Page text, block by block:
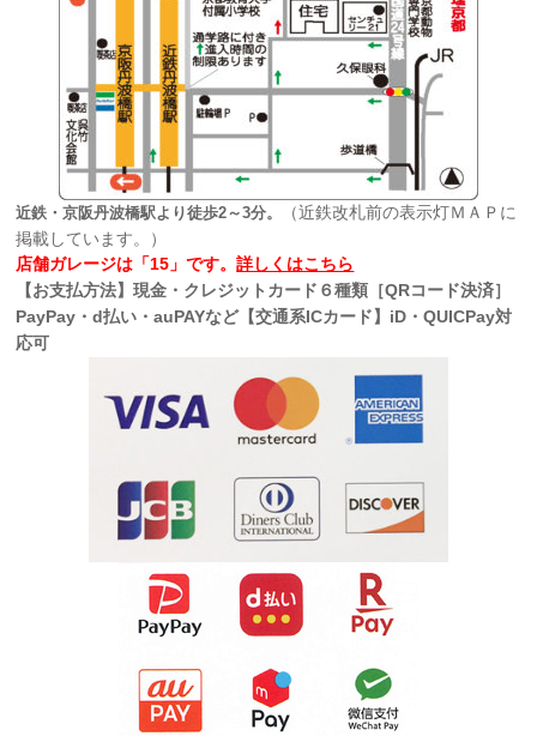
近鉄・京阪丹波橋駅より徒歩2～3分。
（近鉄改札前の表示灯ＭＡＰに
掲載しています。）
店舗ガレージは「15」です。詳しくはこちら
【お支払方法】現金・クレジットカード６種類［QRコード決済］
PayPay・d払い・auPAYなど【交通系ICカード】iD・QUICPay対
応可